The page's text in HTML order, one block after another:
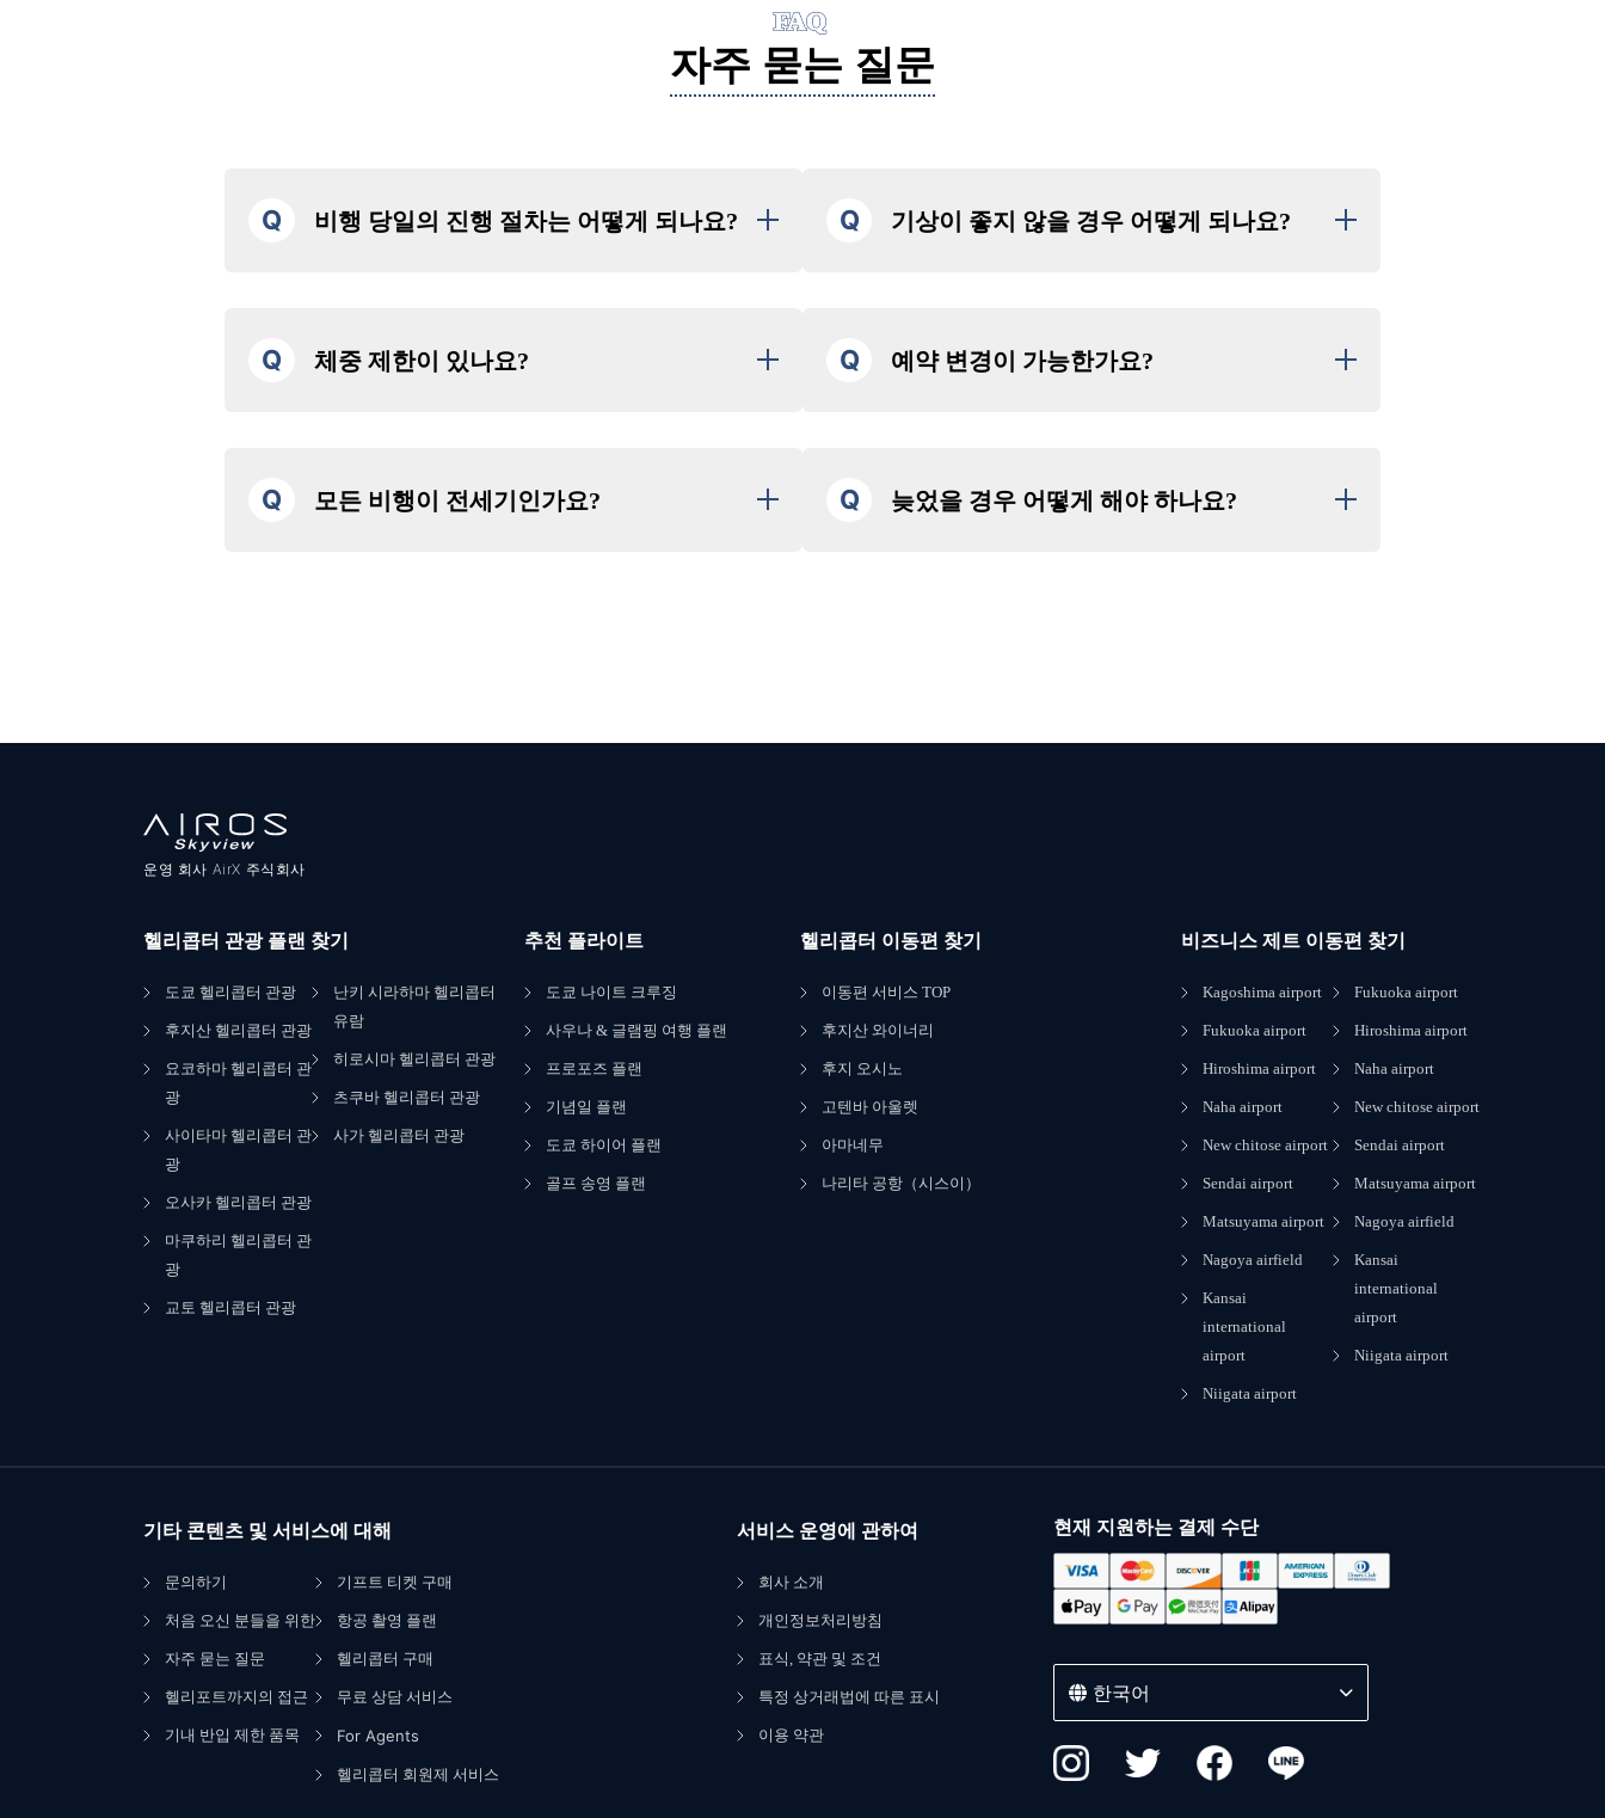
FAQ
자주 묻는 질문
Q 비행 당일의 진행 절차는 어떻게 되나요?
② 지정된 집합 시간에 맞춰 집합 장소로 와 주세요. (너무 일찍 도
착하면 대기 시간이 길어질 수 있습니다.)
⑤ 비행을 즐기신 후, 기념 촬영 후 바로 해산하게 됩니다.
Q 기상이 좋지 않을 경우 어떻게 되나요?
※ 일부 플랜 및 예약은 예외가 있을 수 있습니다.
기상 악화로 인한 결항의 경우, 취소 수수료는 발생하지 않으니 안심
Q 체중 제한이 있나요?
장거리 코스 등 일부 예외가 있을 수 있으며, 경우에 따라 탑승이 불
가능할 수도 있습니다. 양해 부탁드립니다.
Q 예약 변경이 가능한가요?
비행 예정일 3일 전 이후 변경 시, 취소 정책에 따라 수수료가 발생
합니다.
Q 모든 비행이 전세기인가요? Q 늦었을 경우 어떻게 해야 하나요?
운영 회사 AirX 주식회사
헬리콥터 관광 플랜 찾기
도쿄 헬리콥터 관광
후지산 헬리콥터 관광
요코하마 헬리콥터 관
광
사이타마 헬리콥터 관
광
오사카 헬리콥터 관광
마쿠하리 헬리콥터 관
광
교토 헬리콥터 관광
난키 시라하마 헬리콥터
유람
히로시마 헬리콥터 관광
츠쿠바 헬리콥터 관광
사가 헬리콥터 관광
추천 플라이트
도쿄 나이트 크루징
사우나 & 글램핑 여행 플랜
프로포즈 플랜
기념일 플랜
도쿄 하이어 플랜
골프 송영 플랜
헬리콥터 이동편 찾기
이동편 서비스 TOP
후지산 와이너리
후지 오시노
고텐바 아울렛
아마네무
나리타 공항（시스이）
비즈니스 제트 이동편 찾기
Kagoshima airport
Fukuoka airport
Hiroshima airport
Naha airport
New chitose airport
Sendai airport
Matsuyama airport
Nagoya airfield
Kansai
international
airport
Niigata airport
Fukuoka airport
Hiroshima airport
Naha airport
New chitose airport
Sendai airport
Matsuyama airport
Nagoya airfield
Kansai
international
airport
Niigata airport
기타 콘텐츠 및 서비스에 대해
문의하기
처음 오신 분들을 위한
자주 묻는 질문
헬리포트까지의 접근
기내 반입 제한 품목
기프트 티켓 구매
항공 촬영 플랜
헬리콥터 구매
무료 상담 서비스
For Agents
헬리콥터 회원제 서비스
서비스 운영에 관하여
회사 소개
개인정보처리방침
표식, 약관 및 조건
특정 상거래법에 따른 표시
이용 약관
현재 지원하는 결제 수단
한국어